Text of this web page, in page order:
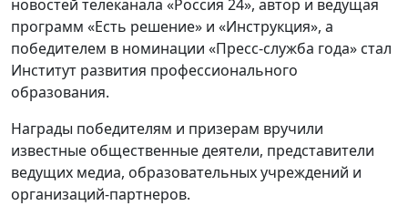
новостей телеканала «Россия 24», автор и ведущая
программ «Есть решение» и «Инструкция», а
победителем в номинации «Пресс-служба года» стал
Институт развития профессионального
образования.
Награды победителям и призерам вручили
известные общественные деятели, представители
ведущих медиа, образовательных учреждений и
организаций-партнеров.